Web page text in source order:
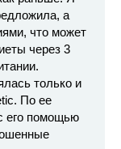
а
что может
через 3
только и
По ее
его помощью